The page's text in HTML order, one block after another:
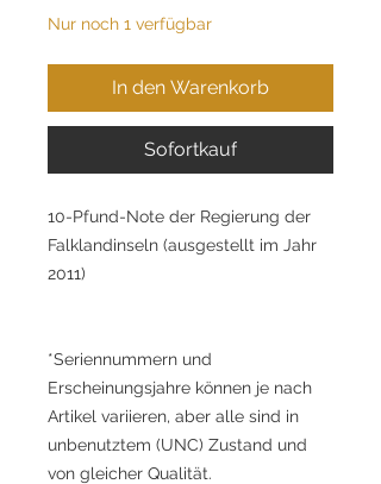
Nur noch 1 verfügbar
In den Warenkorb
Sofortkauf
10-Pfund-Note der Regierung der
Falklandinseln (ausgestellt im Jahr
2011)
*Seriennummern und
Erscheinungsjahre können je nach
Artikel variieren, aber alle sind in
unbenutztem (UNC) Zustand und
von gleicher Qualität.